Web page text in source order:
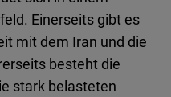
Einerseits gibt es
mit dem Iran und die
besteht die
stark belasteten